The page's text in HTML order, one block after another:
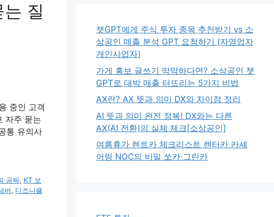
질
중인 고객
자주 묻는
통 유의사
공짜, KT 보
버, 디즈니플
챗GPT에게 주식 투자 종목 추천받기 vs 소
상공인 매출 분석 GPT 요청하기 (자영업자
개인사업자)
가게 홍보 글쓰기 막막하다면? 소상공인 챗
GPT로 대박 매출 터뜨리는 5가지 비법
AX란? AX 뜻과 의미 DX와 차이점 정리
AI 뜻과 의미 완전 정복! DX와는 다른
AX(AI 전환)의 실체 체크[소상공인]
여름휴가 렌트카 체크리스트 렌터카 카셰
어링 NOC의 비밀 쏘카·그린카